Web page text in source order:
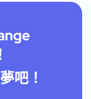
吧！